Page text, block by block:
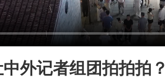
外记者组团拍拍拍？